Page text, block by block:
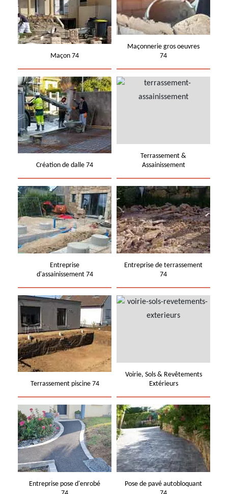
Maçon 74
Maçonnerie gros oeuvres
74
Création de dalle 74
Terrassement &
Assainissement
Entreprise
d'assainissement 74
Entreprise de terrassement
74
Terrassement piscine 74
Voirie, Sols & Revêtements
Extérieurs
Entreprise pose d'enrobé
Pose de pavé autobloquant